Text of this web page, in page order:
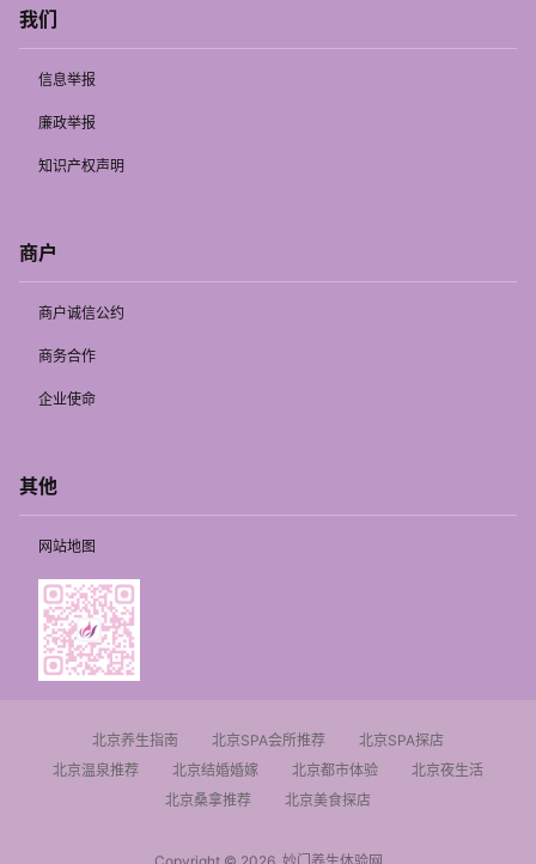
我们
信息举报
廉政举报
知识产权声明
商户
商户诚信公约
商务合作
企业使命
其他
网站地图
北京养生指南 北京SPA会所推荐
北京SPA探店
北京温泉推荐
北京结婚婚嫁 北京都市体验
北京夜生活
北京桑拿推荐
北京美食探店